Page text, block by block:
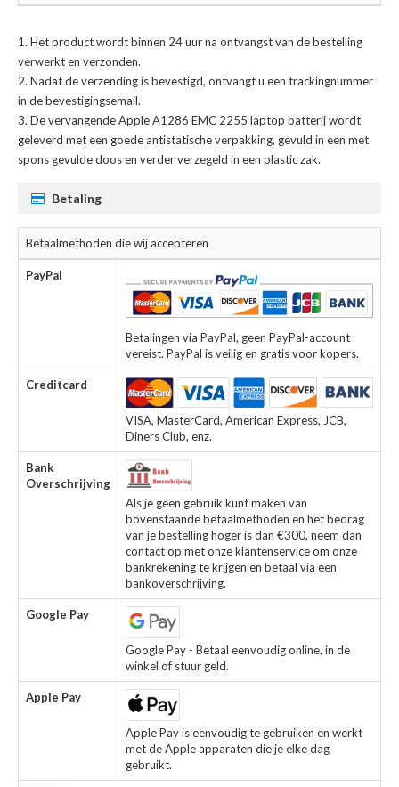
Het product wordt binnen 24 uur na ontvangst van de bestelling
verwerkt en verzonden.
Nadat de verzending is bevestigd, ontvangt u een trackingnummer
in de bevestigingsemail.
Devervangende Apple A1286 EMC 2255 laptop batterijwordt
geleverd met een goede antistatische verpakking, gevuld in een met
spons gevulde doos en verder verzegeld in een plastic zak.
Betaling
Betaalmethoden die wij accepteren
PayPal
Betalingen via PayPal, geen PayPal-account
vereist. PayPal is veilig en gratis voor kopers.
Creditcard
VISA, MasterCard, American Express, JCB,
Diners Club, enz.
Bank
Overschrijving
Als je geen gebruik kunt maken van
bovenstaande betaalmethoden en het bedrag
van je bestelling hoger is dan €300, neem dan
contact op met onze klantenservice om onze
bankrekening te krijgen en betaal via een
bankoverschrijving.
Google Pay
Google Pay - Betaal eenvoudig online, in de
winkel of stuur geld.
Apple Pay
Apple Pay is eenvoudig te gebruiken en werkt
met de Apple apparaten die je elke dag
gebruikt.